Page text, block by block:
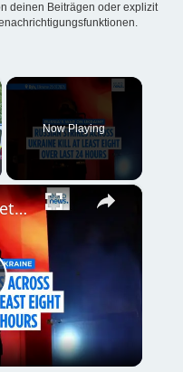
deinen Beiträgen oder explizit
Now Playing
×
Latest news bulletin | July 27th, 2026 – Morning